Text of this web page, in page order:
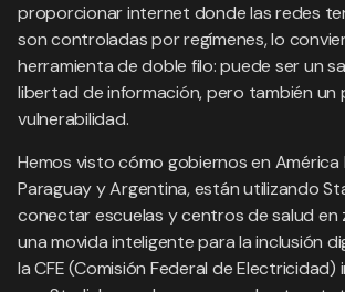
proporcionar internet donde las redes
son controladas por regímenes, lo
herramienta de doble filo: puede ser un
libertad de información, pero también un
vulnerabilidad.
Hemos visto cómo gobiernos en América
Paraguay y Argentina, están utilizando
conectar escuelas y centros de salud en
una movida inteligente para la inclusión
la CFE (Comisión Federal de